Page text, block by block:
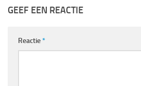
GEEF EEN REACTIE
Reactie*